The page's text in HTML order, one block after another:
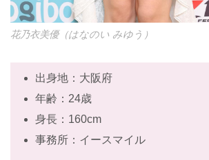
花乃衣美優（はなのい みゆう）
出身地：大阪府
年齢：24歳
身長：160cm
事務所：イースマイル